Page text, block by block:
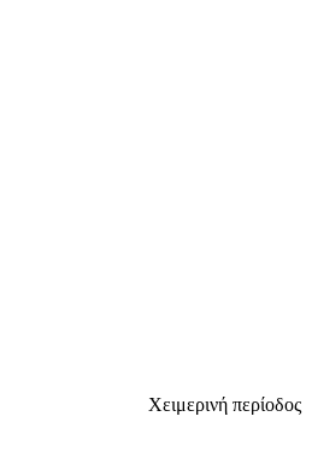
Χειμερινή περίοδος